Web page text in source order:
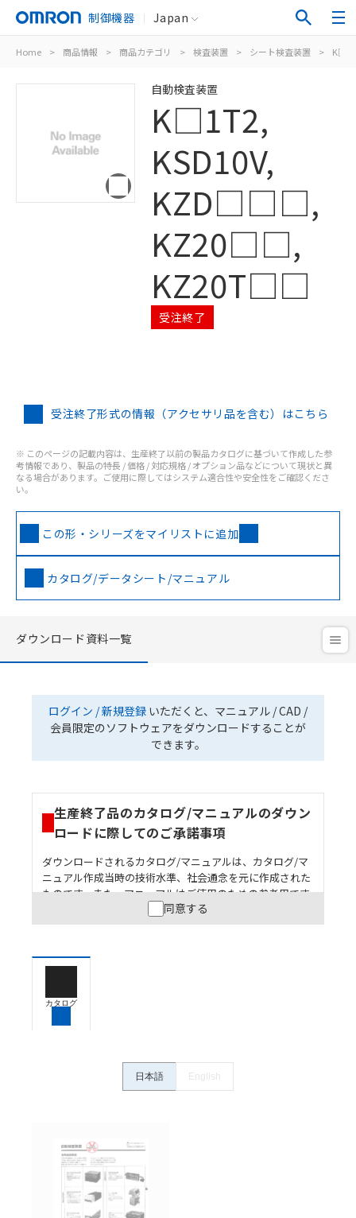
制御機器 Japan
Home > 商品情報 > 商品カテゴリ > 検査装置 > シート検査装置 >
自動検査装置
K□1T2,
KSD10V,
KZD□□□,
KZ20□□,
KZ20T□□
受注終了
受注終了形式の情報（アクセサリ品を含む）はこちら
※ このページの記載内容は、生産終了以前の製品カタログに基づいて作成した参
考情報であり、製品の特長 / 価格 / 対応規格 / オプション品などについて現状と異
なる場合があります。ご使用に際してはシステム適合性や安全性をご確認くださ
い。
この形・シリーズをマイリストに追加
カタログ/データシート/マニュアル
ダウンロード資料一覧
ログイン / 新規登録 いただくと、マニュアル / CAD /
会員限定のソフトウェアをダウンロードすることが
できます。
生産終了品のカタログ/マニュアルのダウン
ロードに際してのご承諾事項
ダウンロードされるカタログ/マニュアルは、カタログ/マ
ニュアル作成当時の技術水準、社会通念を元に作成された
ものです。また、マニュアルはご使用のための参考用です
ので、ご使用にあたっての安全性については十分にご配慮
ください。以下の内容をご承諾の上、ご利用ください。
うな用途に使用される場合には、システム全体として
保できるよう設計されていること、および本製品が全
ていることを、必ず事前に確認してください。
ン事例は参考用ですので、ご採用に際しては機器・装
置の機能や安全性をご確認のうえご使用ください。・
記載されているサービス内容や連絡先等は作成当時の
ものであり、変更・改定させていただいている可能性
があります。改めて当サイトの掲載内容をご確認のう
え、ご用命下さいますようお願いいたします。
同意する
カタログ
日本語 English